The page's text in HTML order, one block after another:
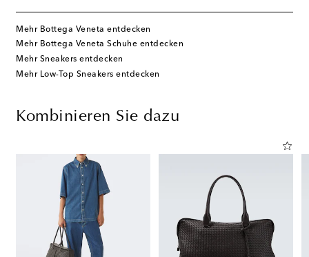
Mehr Bottega Veneta entdecken
Mehr Bottega Veneta Schuhe entdecken
Mehr Sneakers entdecken
Mehr Low-Top Sneakers entdecken
Kombinieren Sie dazu